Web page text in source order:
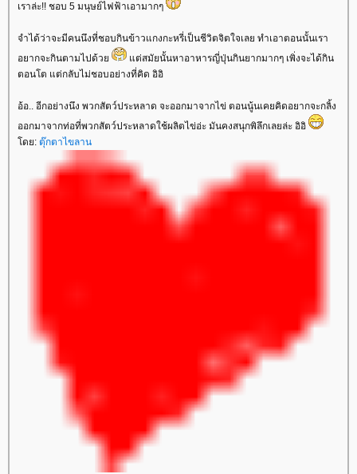
เราล่ะ!! ชอบ 5 มนุษย์ไฟฟ้าเอามากๆ
จำได้ว่าจะมีคนนึงที่ชอบกินข้าวแกงกะหรี่เป็นชีวิตจิตใจเลย ทำเอาตอนนั้นเรา
อยากจะกินตามไปด้ว
ต่สมัยนั้นหาอาหารญี่ปุ่นกินยากมากๆ เพิ่งจะได้กิน
ตอนโต แต่กลับไม่ชอบอย่างที่คิด อิอิ
อ้อ.. อีกอย่างนึง พวกสัตว์ประหลาด จะออกมาจากไข่ ตอนนู้นเคยคิดอยากจะกลิ้ง
ออกมาจากท่อที่พวกสัตว์ประหลาดใช้ผลิตไข่อ่ะ มันคงสนุกพิลึกเลยล่ะ อิอิ
ดย: ตุ๊กตาไขลาน